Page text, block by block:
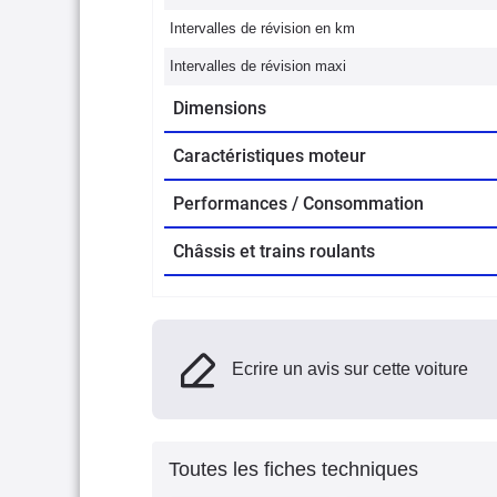
Intervalles de révision en km
Intervalles de révision maxi
Dimensions
Caractéristiques moteur
Performances / Consommation
Châssis et trains roulants
Ecrire un avis sur cette voiture
Toutes les fiches techniques